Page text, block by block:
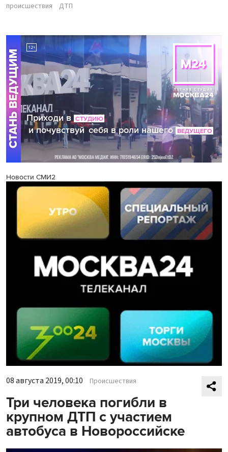
происшествия ДТП
Новости СМИ2
08 августа 2019, 00:10 Происшествия
Три человека погибли в
крупном ДТП с участием
автобуса в Новороссийске